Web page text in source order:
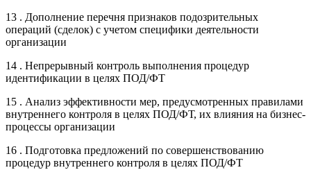
13 . Дополнение перечня признаков подозрительных
операций (сделок) с учетом специфики деятельности
организации
14 . Непрерывный контроль выполнения процедур
идентификации в целях ПОД/ФТ
15 . Анализ эффективности мер, предусмотренных правилами
внутреннего контроля в целях ПОД/ФТ, их влияния на бизнес-
процессы организации
16 . Подготовка предложений по совершенствованию
процедур внутреннего контроля в целях ПОД/ФТ